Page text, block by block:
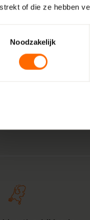
of die ze hebben
Noodzakelijk